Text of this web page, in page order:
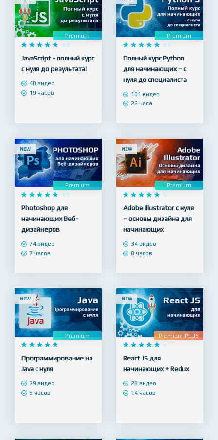
NEW
Premium
    
     4.9
JavaScript - полный курс
с нуля до результата!
NEW
Premium
    
     4.9
Полный курс Python
для начинающих – с
нуля до специалиста
NEW
    
     4.8
Photoshop для
начинающих Веб-
дизайнеров
NEW
Premium
    
     5
Adobe Illustrator с нуля
– основы дизайна для
начинающих
NEW
Premium
    
    
Программирование на
Java с нуля
NEW
Premium-PLUS
    
     5
React JS для
начинающих + Redux